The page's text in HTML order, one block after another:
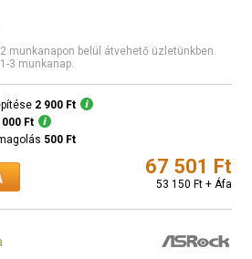
munkanapon belül átvehető üzletünkben.
3 munkanap.
2 900 Ft
000 Ft
500 Ft
67 501 Ft
53 150 Ft + Áfa